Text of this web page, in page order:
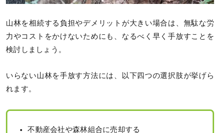
山林を相続する負担やデメリットが大きい場合は、無駄な労
力やコストをかけないためにも、なるべく早く手放すことを
検討しましょう。
いらない山林を手放す方法には、以下四つの選択肢が挙げら
れます。
不動産会社や森林組合に売却する